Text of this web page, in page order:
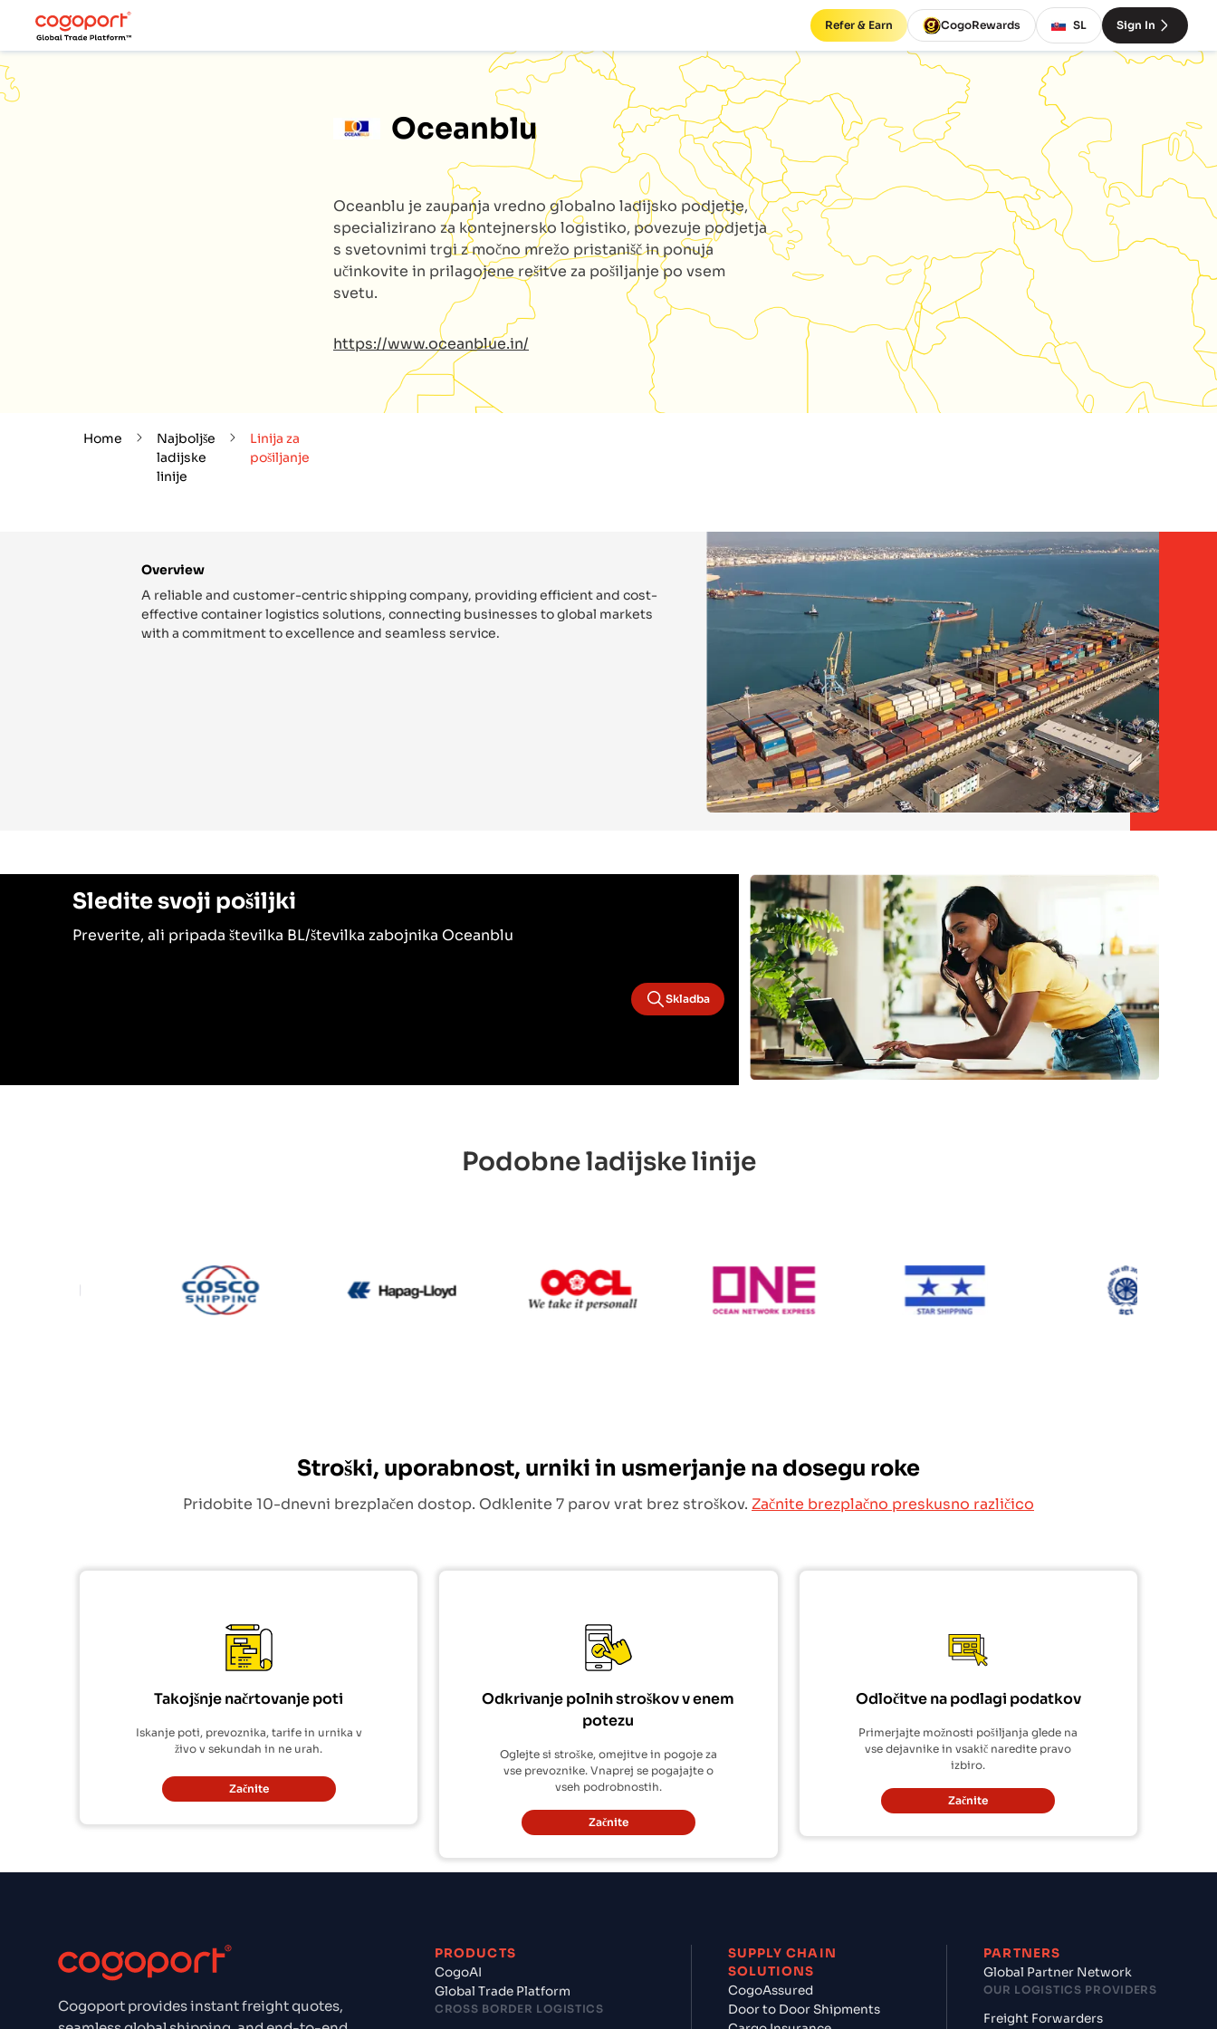
Refer & Earn CogoRewards SL Sign In
Oceanblu
Oceanblu je zaupanja vredno globalno ladijsko podjetje,
specializirano za kontejnersko logistiko, povezuje podjetja
s svetovnimi trgi z močno mrežo pristanišč in ponuja
učinkovite in prilagojene rešitve za pošiljanje po vsem
svetu.
https://www.oceanblue.in/
Home
Najboljše
ladijske
linije
Linija za
pošiljanje
Overview
A reliable and customer-centric shipping company, providing efficient and cost-
effective container logistics solutions, connecting businesses to global markets
with a commitment to excellence and seamless service.
Sledite svoji pošiljki
Preverite, ali pripada številka BL/številka zabojnika Oceanblu
Skladba
Podobne ladijske linije
ONE Line
Stroški, uporabnost, urniki in usmerjanje na dosegu roke
Pridobite 10-dnevni brezplačen dostop. Odklenite 7 parov vrat brez stroškov. Začnite brezplačno preskusno različico
Takojšnje načrtovanje poti
Iskanje poti, prevoznika, tarife in urnika v
živo v sekundah in ne urah.
Začnite
Odkrivanje polnih stroškov v enem
potezu
Oglejte si stroške, omejitve in pogoje za
vse prevoznike. Vnaprej se pogajajte o
vseh podrobnostih.
Začnite
Odločitve na podlagi podatkov
Primerjajte možnosti pošiljanja glede na
vse dejavnike in vsakič naredite pravo
izbiro.
Začnite
Cogoport provides instant freight quotes,
PRODUCTS
CogoAI
Global Trade Platform
CROSS BORDER LOGISTICS
SUPPLY CHAIN
SOLUTIONS
CogoAssured
Door to Door Shipments
PARTNERS
Global Partner Network
OUR LOGISTICS PROVIDERS
Freight Forwarders